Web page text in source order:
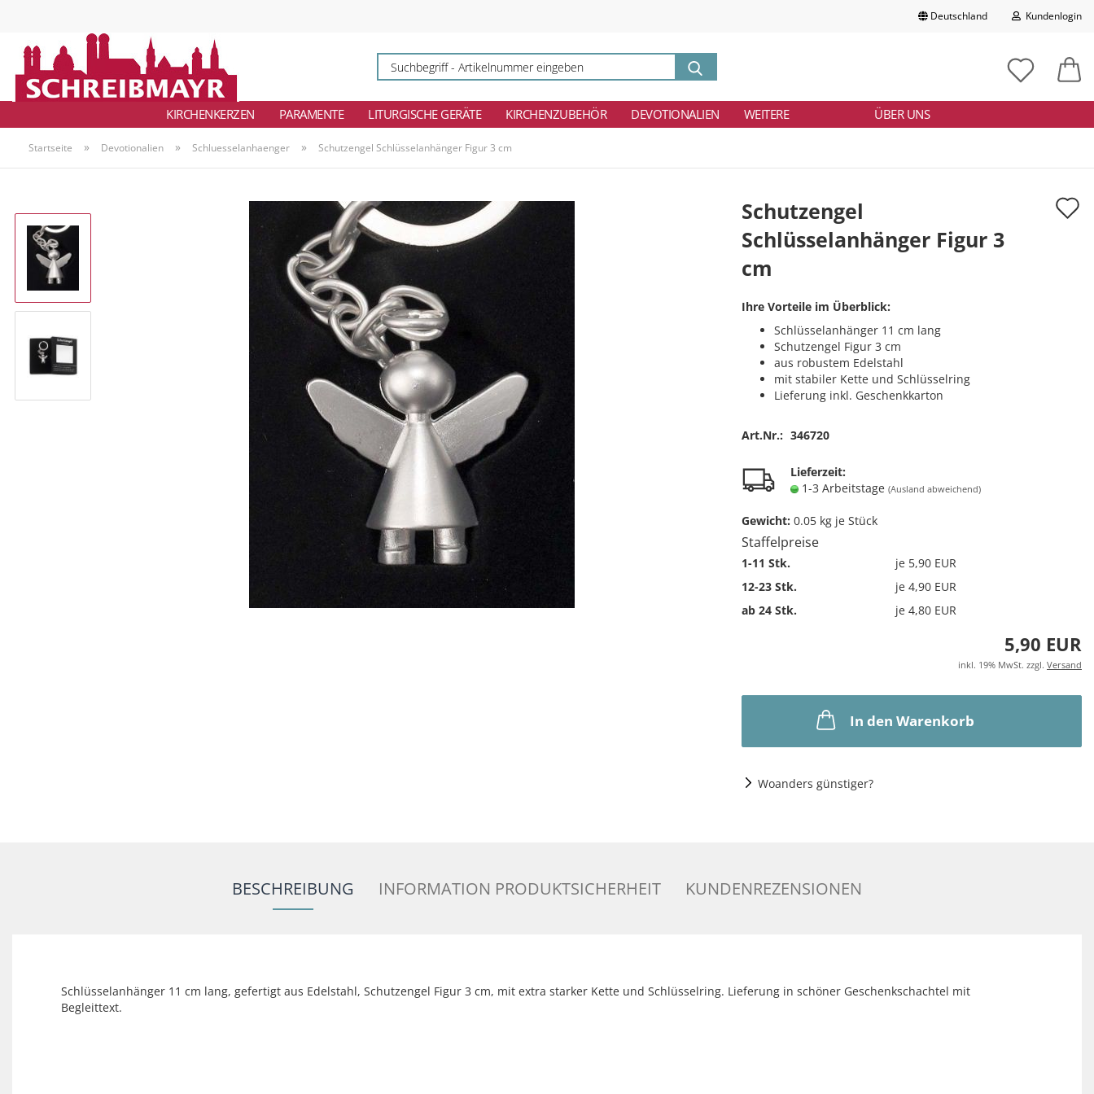
Deutschland Kundenlogin
E-Mail
Konto erstellen
eingeben
KIRCHENKERZEN PARAMENTE LITURGISCHE GERÄTE KIRCHENZUBEHÖR DEVOTIONALIEN ÜBER UNS
WEITERE
Startseite » Devotionalien » Schluesselanhaenger » Schutzengel Schlüsselanhänger Figur 3 cm
Schutzengel
Schlüsselanhänger Figur 3
cm
Ihre Vorteile im Überblick:
Schlüsselanhänger 11 cm lang
Schutzengel Figur 3 cm
aus robustem Edelstahl
mit stabiler Kette und Schlüsselring
Lieferung inkl. Geschenkkarton
Art.Nr.: 346720
Lieferzeit:
1-3 Arbeitstage (Ausland abweichend)
Gewicht: 0.05 kg je Stück
Staffelpreise
1-11 Stk.
je 5,90 EUR
12-23 Stk.
je 4,90 EUR
ab 24 Stk.
je 4,80 EUR
5,90 EUR
inkl. 19% MwSt. zzgl. Versand
In den Warenkorb
Woanders günstiger?
BESCHREIBUNG INFORMATION PRODUKTSICHERHEIT KUNDENREZENSIONEN
Schlüsselanhänger 11 cm lang, gefertigt aus Edelstahl, Schutzengel Figur 3 cm, mit extra starker Kette und Schlüsselring. Lieferung in schöner Geschenkschachtel mit
Begleittext.